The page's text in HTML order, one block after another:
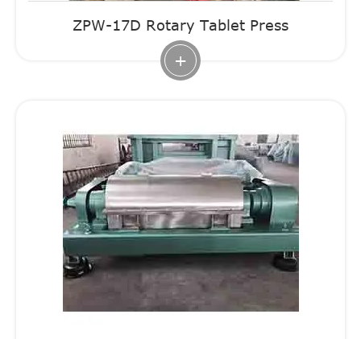
ZPW-17D Rotary Tablet Press
+